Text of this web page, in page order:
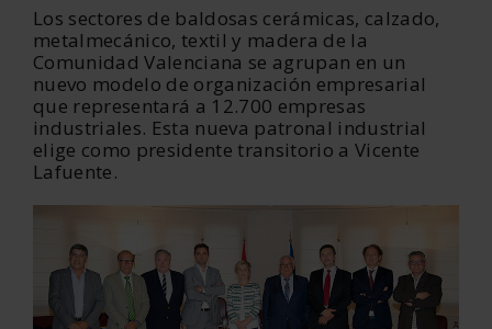
Los sectores de baldosas cerámicas, calzado,
metalmecánico, textil y madera de la
Comunidad Valenciana se agrupan en un
nuevo modelo de organización empresarial
que representará a 12.700 empresas
industriales. Esta nueva patronal industrial
elige como presidente transitorio a Vicente
Lafuente.